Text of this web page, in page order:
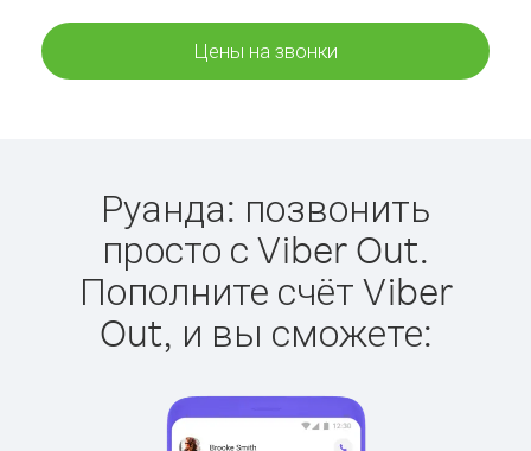
Цены на звонки
Руанда: позвонить
просто с Viber Out.
Пополните счёт Viber
Out, и вы сможете: